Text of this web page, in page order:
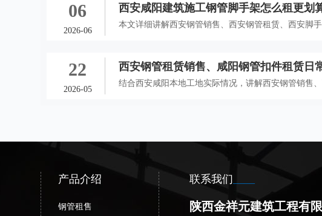
合规可直接落地使用。
06
2026-06
西安咸阳建筑施工钢管脚手架怎么租更划
赁及扣件租赁全解析
本文详细讲解西安钢管销售、西安钢管租赁、西安脚
22
2026-05
西安钢管租赁销售、咸阳钢管扣件租赁日
结合西安咸阳本地工地实际情况，讲解西安钢管销售
产品介绍
钢管租售
联系我们
陕西金祥元建筑工程有